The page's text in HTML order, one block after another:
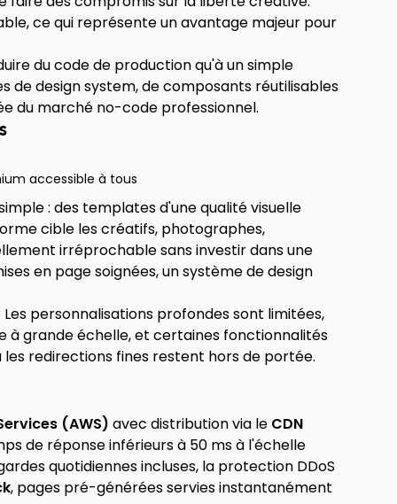
ce qui représente un avantage majeur pour
du code de production qu'à un simple
de design system, de composants réutilisables
du marché no-code professionnel.
accessible à tous
: des templates d'une qualité visuelle
cible les créatifs, photographes,
irréprochable sans investir dans une
en page soignées, un système de design
personnalisations profondes sont limitées,
grande échelle, et certaines fonctionnalités
redirections fines restent hors de portée.
(AWS) avec distribution via le CDN
de réponse inférieurs à 50 ms à l'échelle
quotidiennes incluses, la protection DDoS
, pages pré-générées servies instantanément